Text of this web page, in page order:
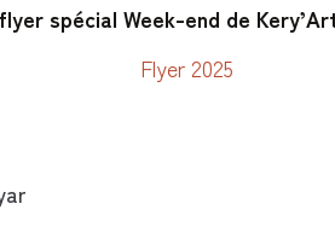
spécial Week-end de
Flyer 2025